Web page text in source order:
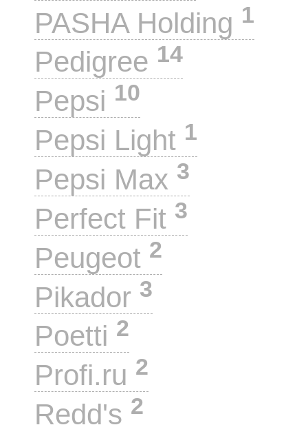
PASHA Holding 1
Pedigree 14
Pepsi 10
Pepsi Light 1
Pepsi Max 3
Perfect Fit 3
Peugeot 2
Pikador 3
Poetti 2
Profi.ru 2
Redd's 2